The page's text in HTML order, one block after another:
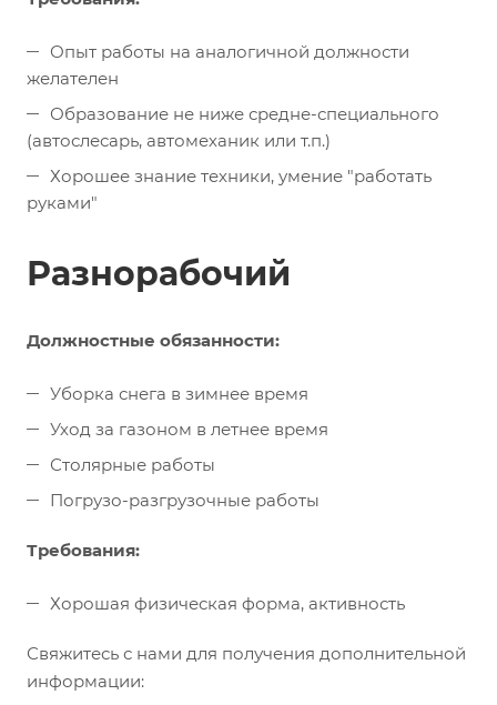
Опыт работы на аналогичной должности
желателен
Образование не ниже средне-специального
(автослесарь, автомеханик или т.п.)
Хорошее знание техники, умение "работать
руками"
Разнорабочий
Должностные обязанности:
Уборка снега в зимнее время
Уход за газоном в летнее время
Столярные работы
Погрузо-разгрузочные работы
Требования:
Хорошая физическая форма, активность
Свяжитесь с нами для получения дополнительной
информации: